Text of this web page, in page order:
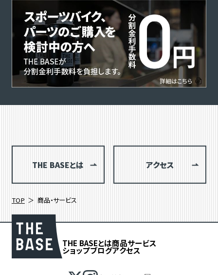
THE BASEとは アクセス
TOP 商品・サービス
THE BASEとは商品サービス
ショップブログアクセス